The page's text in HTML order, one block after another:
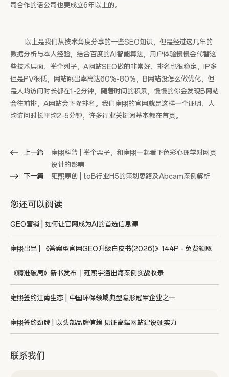
司合作的话公司也要成立6年以上的。
以上是我们从技术角度分享的一些SEO知识，但是经过这几年的
数据分析与本人经验，结合百度的AI智能算法，用户体验慢慢会代替这
些技术层面，举个列子，A网站SEO做的非常好，排名也很稳定，IP多
但是PV很低，网站跳出率高达60%-80%，B网站没怎么做优化，但
是人均访问时长都在1-2分钟，随着时间的积累，慢慢的你会发现B网站
会往前排，A网站会下降排名。我们雍熙的官网就是这样一个证明，人
均访问时长平均2-5分钟，许多行业关键词基本都在首页。
上一篇
雍熙科普 | 举个栗子，和雍熙一起看下色彩心理学对网页
设计的影响
下一篇
雍熙原创 | toB行业H5的策划思路及Abcam案例解析
您还可以阅读
GEO营销 | 如何让官网成为AI的首选信息源
雍熙出品 | 《答案型官网GEO升级白皮书(2026)》144P - 免费领取
《精准破局》新书发布｜雍熙宇通出海案例实战收录
雍熙签约江南生态 | 中国环保领域典型隐形冠军企业之一
雍熙签约劲牌 | 以头部品牌信赖 见证高端网站建设硬实力
联系我们